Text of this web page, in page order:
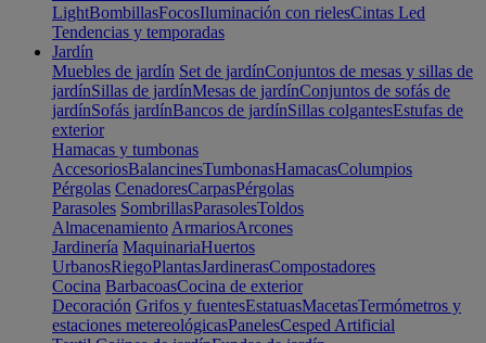
LightBombillasFocosIluminación con rielesCintas Led
Tendencias y temporadas
Jardín
Muebles de jardín Set de jardínConjuntos de mesas y sillas de
jardínSillas de jardínMesas de jardínConjuntos de sofás de
jardínSofás jardínBancos de jardínSillas colgantesEstufas de
exterior
Hamacas y tumbonas
AccesoriosBalancinesTumbonasHamacasColumpios
Pérgolas CenadoresCarpasPérgolas
Parasoles SombrillasParasolesToldos
Almacenamiento ArmariosArcones
Jardinería MaquinariaHuertos
UrbanosRiegoPlantasJardinerasCompostadores
Cocina BarbacoasCocina de exterior
Decoración Grifos y fuentesEstatuasMacetasTermómetros y
estaciones metereológicasPanelesCesped Artificial